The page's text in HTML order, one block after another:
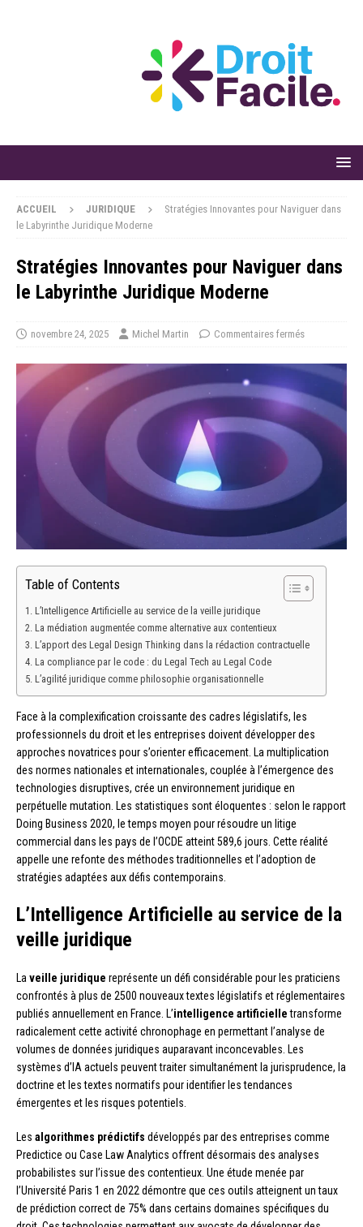
ACCUEIL JURIDIQUE
Stratégies Innovantes pour Naviguer dans
le Labyrinthe Juridique Moderne
Stratégies Innovantes pour Naviguer dans
le Labyrinthe Juridique Moderne
novembre 24, 2025 Michel Martin Commentaires fermés
Table of Contents
L’Intelligence Artificielle au service de la veille juridique
La médiation augmentée comme alternative aux contentieux
L’apport des Legal Design Thinking dans la rédaction contractuelle
La compliance par le code : du Legal Tech au Legal Code
L’agilité juridique comme philosophie organisationnelle
Face à la complexification croissante des cadres législatifs, les
professionnels du droit et les entreprises doivent développer des
approches novatrices pour s’orienter efficacement. La multiplication
des normes nationales et internationales, couplée à l’émergence des
technologies disruptives, crée un environnement juridique en
perpétuelle mutation. Les statistiques sont éloquentes : selon le rapport
Doing Business 2020, le temps moyen pour résoudre un litige
commercial dans les pays de l’OCDE atteint 589,6 jours. Cette réalité
appelle une refonte des méthodes traditionnelles et l’adoption de
stratégies adaptées aux défis contemporains.
L’Intelligence Artificielle au service de la
veille juridique
Laveille juridique représente un défi considérable pour les praticiens
confrontés à plus de 2500 nouveaux textes législatifs et réglementaires
publiés annuellement en France. L’intelligence artificielletransforme
radicalement cette activité chronophage en permettant l’analyse de
volumes de données juridiques auparavant inconcevables. Les
systèmes d’IA actuels peuvent traiter simultanément la jurisprudence, la
doctrine et les textes normatifs pour identifier les tendances
émergentes et les risques potentiels.
Les algorithmes prédictifs développés par des entreprises comme
Predictice ou Case Law Analytics offrent désormais des analyses
probabilistes sur l’issue des contentieux. Une étude menée par
l’Université Paris 1 en 2022 démontre que ces outils atteignent un taux
de prédiction correct de 75% dans certains domaines spécifiques du